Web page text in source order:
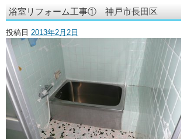
・ここに水栓がほしい
・水廻りメンテナンス
浴室リフォーム工事① 神戸市長田区
投稿日 2013年2月2日